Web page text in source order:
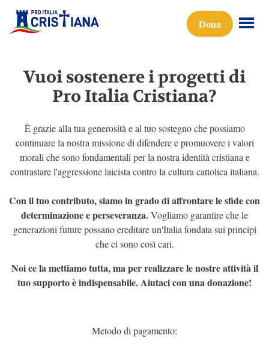
Dona
Vuoi sostenere i progetti di
Pro Italia Cristiana?
È grazie alla tua generosità e al tuo sostegno che possiamo
continuare la nostra missione di difendere e promuovere i valori
morali che sono fondamentali per la nostra identità cristiana e
contrastare l'aggressione laicista contro la cultura cattolica italiana.
Con il tuo contributo, siamo in grado di affrontare le sfide con
determinazione e perseveranza.Vogliamo garantire che le
generazioni future possano ereditare un'Italia fondata sui principi
che ci sono così cari.
Noi ce la mettiamo tutta, ma per realizzare le nostre attività il
tuo supporto è indispensabile. Aiutaci con una donazione!
Metodo di pagamento: